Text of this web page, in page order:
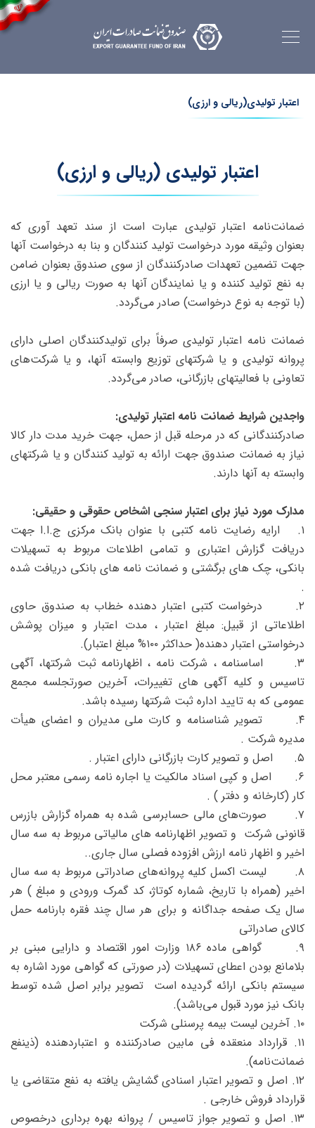
اعتبار تولیدی(ریالی و ارزی)
اعتبار تولیدی (ریالی و ارزی)
ضمانت‌نامه اعتبار تولیدی عبارت است از سند تعهد آوری که
بعنوان وثیقه مورد درخواست تولید کنندگان و بنا به درخواست آنها
جهت تضمین تعهدات صادرکنندگان از سوی صندوق بعنوان ضامن
به نفع تولید کننده و یا نمایندگان آنها به صورت ریالی و یا ارزی
(با توجه به نوع درخواست) صادر می‌گردد.
ضمانت نامه اعتبار تولیدی صرفاً برای تولیدکنندگان اصلی دارای
پروانه تولیدی و یا شرکتهای توزیع وابسته آنها، و یا شرکت‌های
تعاونی با فعالیتهای بازرگانی، صادر می‌گردد.
واجدین شرایط ضمانت نامه اعتبار تولیدی:
صادرکنندگانی که در مرحله قبل از حمل، جهت خرید مدت دار کالا
نیاز به ضمانت صندوق جهت ارائه به تولید کنندگان و یا شرکتهای
وابسته به آنها دارند.
مدارک مورد نیاز برای اعتبار سنجی اشخاص حقوقی و حقیقی:
۱. ارایه رضایت نامه کتبی با عنوان بانک مرکزی ج.ا.ا جهت
دریافت گزارش اعتباری و تمامی اطلاعات مربوط به تسهیلات
بانکی، چک های برگشتی و ضمانت نامه های بانکی دریافت شده
.
۲. درخواست کتبی اعتبار دهنده خطاب به صندوق حاوی
اطلاعاتی از قبیل: مبلغ اعتبار ، مدت اعتبار و میزان پوشش
درخواستی اعتبار دهنده( حداکثر ۱۰۰% مبلغ اعتبار).
۳. اساسنامه ، شرکت نامه ، اظهارنامه ثبت شرکتها، آگهی
تاسیس و کلیه آگهی های تغییرات، آخرین صورتجلسه مجمع
عمومی که به تایید اداره ثبت شرکتها رسیده باشد.
۴. تصویر شناسنامه و کارت ملی مدیران و اعضای هیأت
مدیره شرکت .
۵. اصل و تصویر کارت بازرگانی دارای اعتبار .
۶. اصل و کپی اسناد مالکیت یا اجاره نامه رسمی معتبر محل
کار (کارخانه و دفتر ) .
۷. صورت‌های مالی حسابرسی شده به همراه گزارش بازرس
قانونی شرکت و تصویر اظهارنامه های مالیاتی مربوط به سه سال
اخیر و اظهار نامه ارزش افزوده فصلی سال جاری..
۸. لیست اکسل کلیه پروانه‌های صادراتی مربوط به سه سال
اخیر (همراه با تاریخ، شماره کوتاژ، کد گمرک ورودی و مبلغ ) هر
سال یک صفحه جداگانه و برای هر سال چند فقره بارنامه حمل
کالای صادراتی
۹. گواهی ماده ۱۸۶ وزارت امور اقتصاد و دارایی مبنی بر
بلامانع بودن اعطای تسهیلات (در صورتی که گواهی مورد اشاره به
سیستم بانکی ارائه گردیده است تصویر برابر اصل شده توسط
بانک نیز مورد قبول می‌باشد).
۱۰. آخرین لیست بیمه پرسنلی شرکت
۱۱. قرارداد منعقده فی مابین صادرکننده و اعتباردهنده (ذینفع
ضمانت‌نامه).
۱۲. اصل و تصویر اعتبار اسنادی گشایش یافته به نفع متقاضی یا
قرارداد فروش خارجی .
۱۳. اصل و تصویر جواز تاسیس / پروانه بهره برداری درخصوص